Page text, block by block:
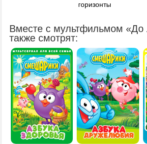
горизонты
Вместе с мультфильмом «До
также смотрят: